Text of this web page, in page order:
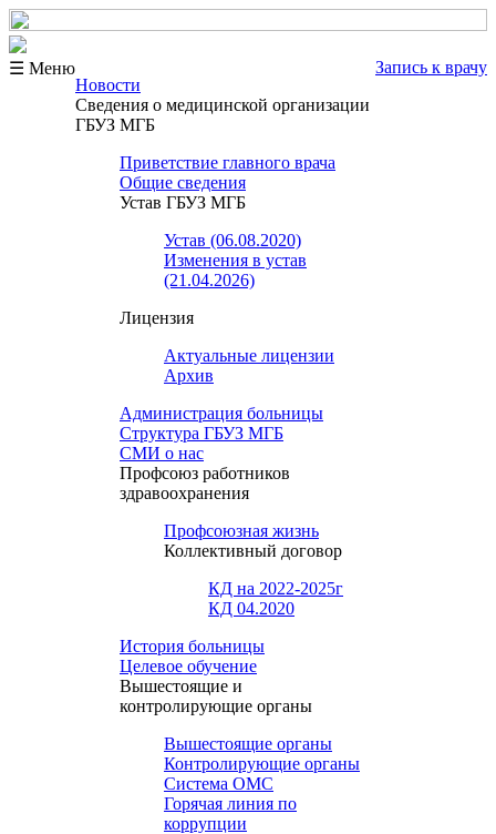
☰ Меню
Запись к врачу
Новости
Сведения о медицинской организации
ГБУЗ МГБ
Приветствие главного врача
Общие сведения
Устав ГБУЗ МГБ
Устав (06.08.2020)
Изменения в устав
(21.04.2026)
Лицензия
Актуальные лицензии
Архив
Администрация больницы
Структура ГБУЗ МГБ
СМИ о нас
Профсоюз работников
здравоохранения
Профсоюзная жизнь
Коллективный договор
КД на 2022-2025г
КД 04.2020
История больницы
Целевое обучение
Вышестоящие и
контролирующие органы
Вышестоящие органы
Контролирующие органы
Система ОМС
Горячая линия по
коррупции